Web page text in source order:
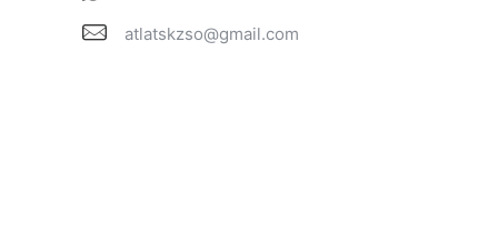
atlatskzso@gmail.com